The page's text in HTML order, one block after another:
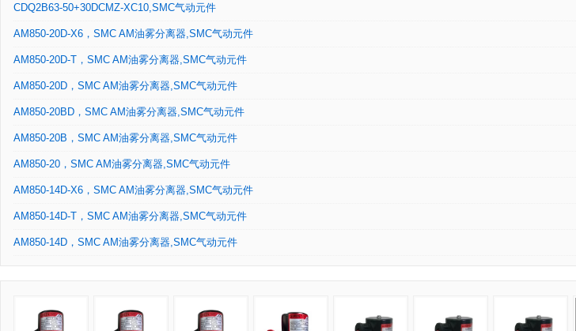
CDQ2B63-50+30DCMZ-XC10,SMC气动元件
AM850-20D-X6，SMC AM油雾分离器,SMC气动元件
AM850-20D-T，SMC AM油雾分离器,SMC气动元件
AM850-20D，SMC AM油雾分离器,SMC气动元件
AM850-20BD，SMC AM油雾分离器,SMC气动元件
AM850-20B，SMC AM油雾分离器,SMC气动元件
AM850-20，SMC AM油雾分离器,SMC气动元件
AM850-14D-X6，SMC AM油雾分离器,SMC气动元件
AM850-14D-T，SMC AM油雾分离器,SMC气动元件
AM850-14D，SMC AM油雾分离器,SMC气动元件